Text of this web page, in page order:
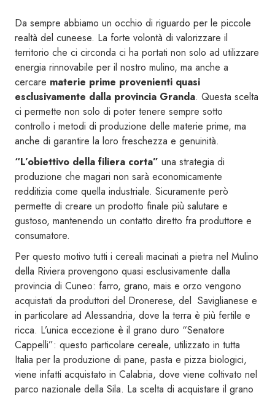
Da sempre abbiamo un occhio di riguardo per le piccole
realtà del cuneese. La forte volontà di valorizzare il
territorio che ci circonda ci ha portati non solo ad utilizzare
energia rinnovabile per il nostro mulino, ma anche a
cercare materie prime provenienti quasi
esclusivamente dalla provincia Granda. Questa scelta
ci permette non solo di poter tenere sempre sotto
controllo i metodi di produzione delle materie prime, ma
anche di garantire la loro freschezza e genuinità.
“L’obiettivo della filiera corta” una strategia di
produzione che magari non sarà economicamente
redditizia come quella industriale. Sicuramente però
permette di creare un prodotto finale più salutare e
gustoso, mantenendo un contatto diretto fra produttore e
consumatore.
Per questo motivo tutti i cereali macinati a pietra nel Mulino
della Riviera provengono quasi esclusivamente dalla
provincia di Cuneo: farro, grano, mais e orzo vengono
acquistati da produttori del Dronerese, del Saviglianese e
in particolare ad Alessandria, dove la terra è più fertile e
ricca. L’unica eccezione è il grano duro “Senatore
Cappelli”: questo particolare cereale, utilizzato in tutta
Italia per la produzione di pane, pasta e pizza biologici,
viene infatti acquistato in Calabria, dove viene coltivato nel
parco nazionale della Sila. La scelta di acquistare il grano